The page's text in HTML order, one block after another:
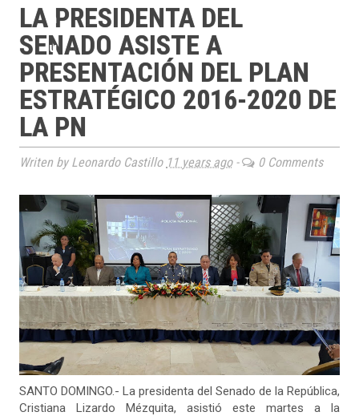
n
u
LA PRESIDENTA DEL
SENADO ASISTE A
PRESENTACIÓN DEL PLAN
ESTRATÉGICO 2016-2020 DE
LA PN
Writen by Leonardo Castillo 11 years ago- 0 Comments
SANTO DOMINGO.- La presidenta del Senado de la República,
Cristiana Lizardo Mézquita, asistió este martes a la